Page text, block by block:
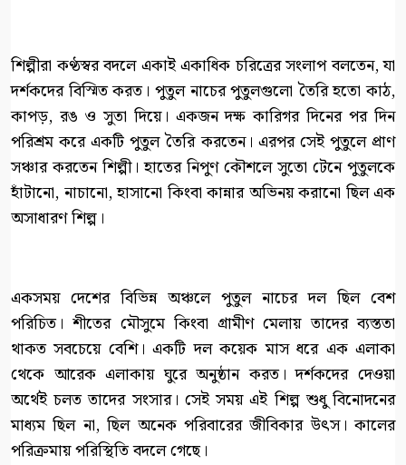
শিল্পীরা কণ্ঠস্বর বদলে একাই একাধিক চরিত্রের সংলাপ বলতেন, যা
দর্শকদের বিস্মিত করত। পুতুল নাচের পুতুলগুলো তৈরি হতো কাঠ,
কাপড়, রঙ ও সুতা দিয়ে। একজন দক্ষ কারিগর দিনের পর দিন
পরিশ্রম করে একটি পুতুল তৈরি করতেন। এরপর সেই পুতুলে প্রাণ
সঞ্চার করতেন শিল্পী। হাতের নিপুণ কৌশলে সুতো টেনে পুতুলকে
হাঁটানো, নাচানো, হাসানো কিংবা কান্নার অভিনয় করানো ছিল এক
অসাধারণ শিল্প।
একসময় দেশের বিভিন্ন অঞ্চলে পুতুল নাচের দল ছিল বেশ
পরিচিত। শীতের মৌসুমে কিংবা গ্রামীণ মেলায় তাদের ব্যস্ততা
থাকত সবচেয়ে বেশি। একটি দল কয়েক মাস ধরে এক এলাকা
থেকে আরেক এলাকায় ঘুরে অনুষ্ঠান করত। দর্শকদের দেওয়া
অর্থেই চলত তাদের সংসার। সেই সময় এই শিল্প শুধু বিনোদনের
মাধ্যম ছিল না, ছিল অনেক পরিবারের জীবিকার উৎস। কালের
পরিক্রমায় পরিস্থিতি বদলে গেছে।